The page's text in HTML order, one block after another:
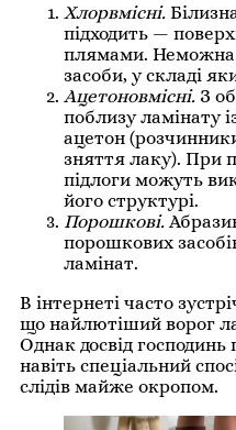
Хлорвмісні.
підходить —
плямами. Неможна
засоби, у складі
Ацетоновмісні. З
поблизу ламінату
ацетон
зняття лаку). При
підлоги можуть
його структурі.
Порошкові.
порошкових
ламінат.
В інтернеті часто
що найлютіший ворог
Однак досвід господинь
навіть спеціальний
слідів майже окропом.